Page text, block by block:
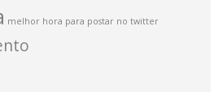
melhor hora para postar no twitter